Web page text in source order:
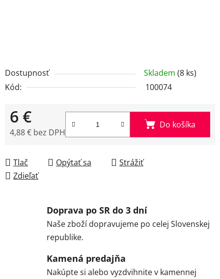
Dostupnosť Skladem (8 ks)
Kód:
100074
6 €
4,88 € bez DPH
Do košíka
Tlač Opýtať sa
Strážiť
Zdieľať
Doprava po SR do 3 dní
Naše zboží dopravujeme po celej Slovenskej
republike.
Kamená predajňa
Nakúpte si alebo vyzdvihnite v kamennej